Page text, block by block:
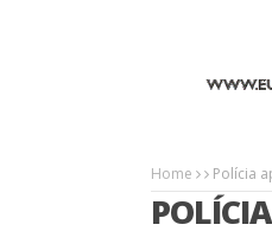
Home Polícia